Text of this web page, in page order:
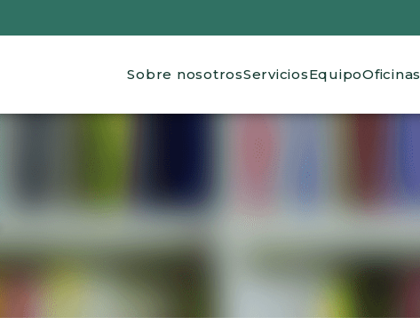
Main navigation
Sobre nosotrosServiciosEquipoOficinas